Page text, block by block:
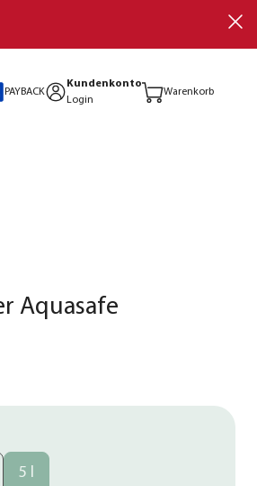
PAYBACK
Kundenkonto
Login
Warenkorb
Aquasafe
5 l